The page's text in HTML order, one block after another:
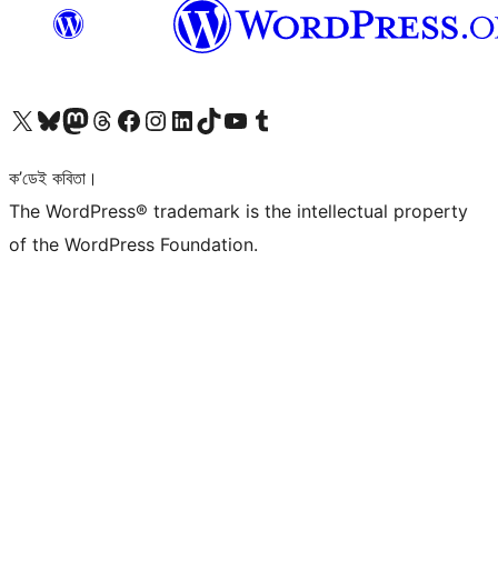
আমাৰ X (আগৰ Twitter) একাউণ্টলৈ যাওকআমাৰ Bluesky একাউণ্টলৈ যাওকআমাৰ Mastodon একাউণ্টলৈ যাওকআমাৰ Threads একাউণ্টলৈ যাওকআমাৰ Facebook পৃষ্ঠালৈ যাওকআমাৰ Instagram একাউণ্টলৈ যাওকআমাৰ LinkedIn একাউণ্টলৈ যাওকআমাৰ TikTok একাউণ্টলৈ যাওকআমাৰ YouTube চেনেললৈ যাওকআমাৰ Tumblr একাউণ্টলৈ যাওক
ক’ডেই কবিতা।
The WordPress® trademark is the intellectual property
of the WordPress Foundation.